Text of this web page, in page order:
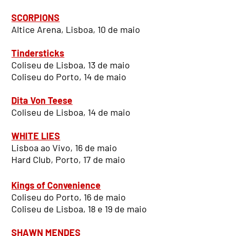
SCORPIONS
Altice Arena, Lisboa, 10 de maio
Tindersticks
Coliseu de Lisboa, 13 de maio
Coliseu do Porto, 14 de maio
Dita Von Teese
Coliseu de Lisboa, 14 de maio
WHITE LIES
Lisboa ao Vivo, 16 de maio
Hard Club, Porto, 17 de maio
Kings of Convenience
Coliseu do Porto, 16 de maio
Coliseu de Lisboa, 18 e 19 de maio
SHAWN MENDES